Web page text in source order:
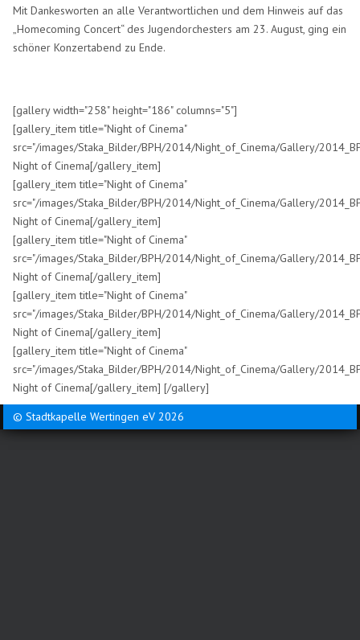
Mit Dankesworten an alle Verantwortlichen und dem Hinweis auf das
„Homecoming Concert“ des Jugendorchesters am 23. August, ging ein
schöner Konzertabend zu Ende.
[gallery width="258" height="186" columns="5"]
[gallery_item title="Night of Cinema"
src="/images/Staka_Bilder/BPH/2014/Night_of_Cinema/Gallery/
Night of Cinema[/gallery_item]
[gallery_item title="Night of Cinema"
src="/images/Staka_Bilder/BPH/2014/Night_of_Cinema/Gallery/
Night of Cinema[/gallery_item]
[gallery_item title="Night of Cinema"
src="/images/Staka_Bilder/BPH/2014/Night_of_Cinema/Gallery/
Night of Cinema[/gallery_item]
[gallery_item title="Night of Cinema"
src="/images/Staka_Bilder/BPH/2014/Night_of_Cinema/Gallery/
Night of Cinema[/gallery_item]
[gallery_item title="Night of Cinema"
src="/images/Staka_Bilder/BPH/2014/Night_of_Cinema/Gallery/
Night of Cinema[/gallery_item] [/gallery]
© Stadtkapelle Wertingen eV 2026